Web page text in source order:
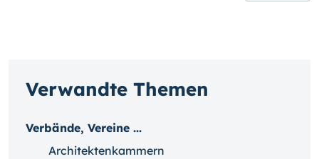
Verwandte Themen
Verbände, Vereine ...
Architektenkammern